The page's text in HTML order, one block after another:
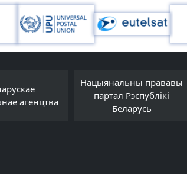
агенцтва
Нацыянальны прававы
партал Рэспублікі
Беларусь